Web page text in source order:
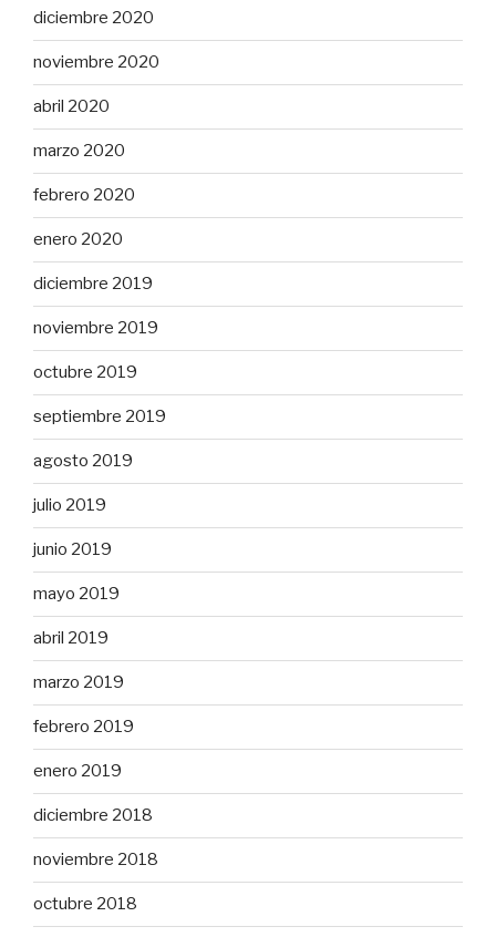
diciembre 2020
noviembre 2020
abril 2020
marzo 2020
febrero 2020
enero 2020
diciembre 2019
noviembre 2019
octubre 2019
septiembre 2019
agosto 2019
julio 2019
junio 2019
mayo 2019
abril 2019
marzo 2019
febrero 2019
enero 2019
diciembre 2018
noviembre 2018
octubre 2018